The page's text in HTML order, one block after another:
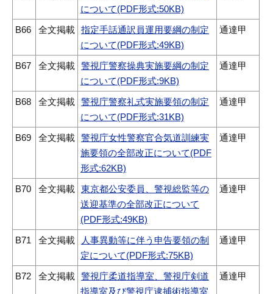
について(PDF形式:50KB)
B66 全文掲載 指定手話通訳員運用要綱の制定
について(PDF形式:49KB)
通達甲
B67 全文掲載 警視庁警察操典実施要綱の制定
について(PDF形式:9KB)
通達甲
B68 全文掲載 警視庁警察礼式実施要領の制定
について(PDF形式:31KB)
通達甲
B69 全文掲載 警視庁女性警察官合気道訓練実
施要領の全部改正について(PDF
形式:62KB)
通達甲
B70 全文掲載 東京都公安委員、警視総監等の
送迎基準の全部改正について
(PDF形式:49KB)
通達甲
B71 全文掲載
人事異動等に伴う申告要領の制
定について(PDF形式:75KB)
通達甲
B72 全文掲載 警視庁柔道指導室、警視庁剣道
指導室及び警視庁逮捕術指導室
通達甲